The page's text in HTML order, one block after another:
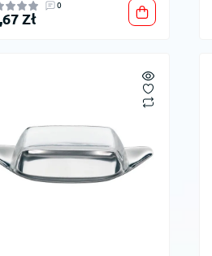
0
Zł